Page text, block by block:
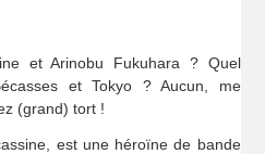
et Arinobu Fukuhara ? Quel
et Tokyo ? Aucun, me
(grand) tort !
est une héroïne de bande